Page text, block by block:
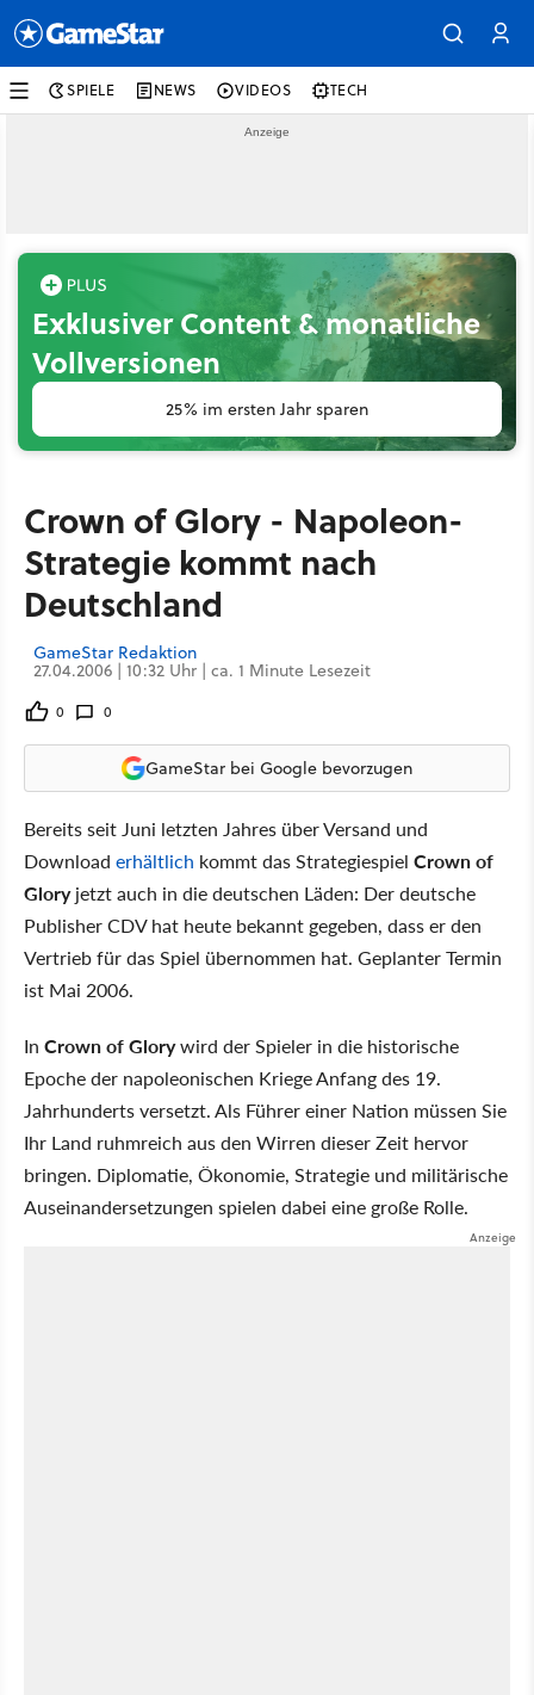
SPIELE NEWS VIDEOS TECH
Exklusiver Content & monatliche
Vollversionen
25% im ersten Jahr sparen
Crown of Glory - Napoleon-
Strategie kommt nach
Deutschland
GameStar Redaktion
27.04.2006 | 10:32 Uhr | ca. 1 Minute Lesezeit
0 0
GameStar bei Google bevorzugen
Bereits seit Juni letzten Jahres über Versand und
Download erhältlich kommt das Strategiespiel Crown of
Gloryjetzt auch in die deutschen Läden: Der deutsche
Publisher CDV hat heute bekannt gegeben, dass er den
Vertrieb für das Spiel übernommen hat. Geplanter Termin
ist Mai 2006.
In Crown of Glorywird der Spieler in die historische
Epoche der napoleonischen Kriege Anfang des 19.
Jahrhunderts versetzt. Als Führer einer Nation müssen Sie
Ihr Land ruhmreich aus den Wirren dieser Zeit hervor
bringen. Diplomatie, Ökonomie, Strategie und militärische
Auseinandersetzungen spielen dabei eine große Rolle.